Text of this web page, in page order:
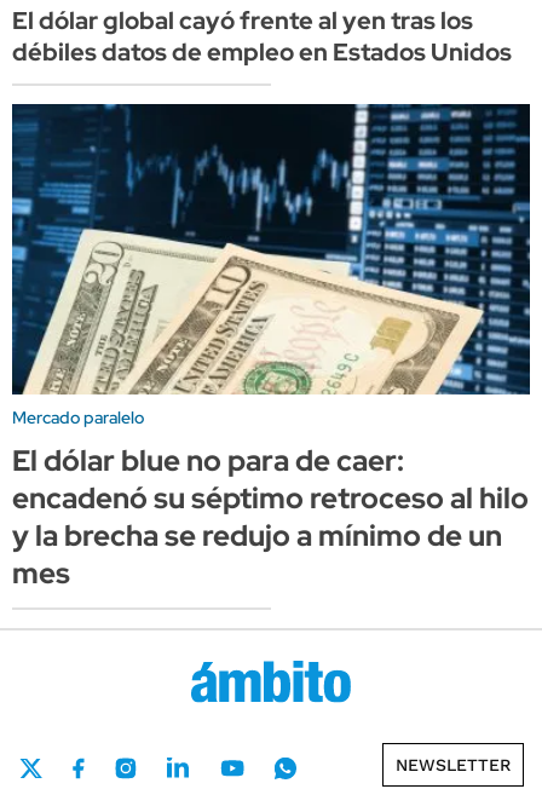
El dólar global cayó frente al yen tras los
débiles datos de empleo en Estados Unidos
Mercado paralelo
El dólar blue no para de caer:
encadenó su séptimo retroceso al hilo
y la brecha se redujo a mínimo de un
mes
NEWSLETTER